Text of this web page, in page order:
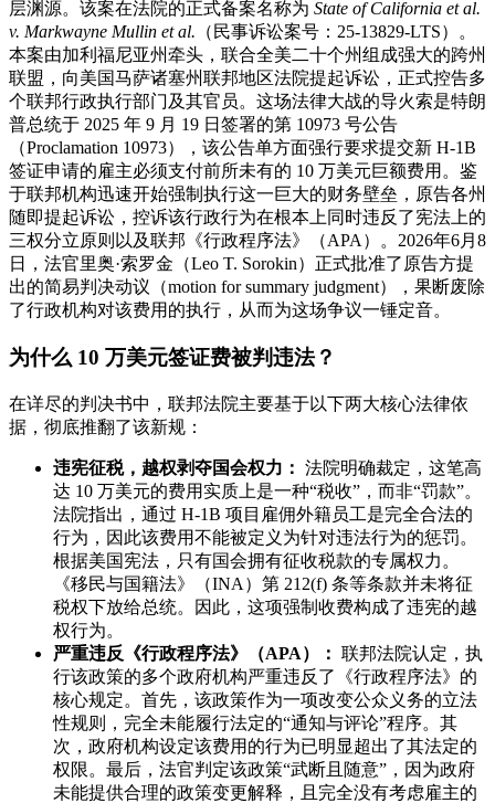
层渊源。该案在法院的正式备案名称为 State of California et al.
v. Markwayne Mullin et al. （民事诉讼案号：25-13829-LTS）。
本案由加利福尼亚州牵头，联合全美二十个州组成强大的跨州
联盟，向美国马萨诸塞州联邦地区法院提起诉讼，正式控告多
个联邦行政执行部门及其官员。这场法律大战的导火索是特朗
普总统于 2025 年 9 月 19 日签署的第 10973 号公告
（Proclamation 10973），该公告单方面强行要求提交新 H-1B
签证申请的雇主必须支付前所未有的 10 万美元巨额费用。鉴
于联邦机构迅速开始强制执行这一巨大的财务壁垒，原告各州
随即提起诉讼，控诉该行政行为在根本上同时违反了宪法上的
三权分立原则以及联邦《行政程序法》（APA）。2026年6月8
日，法官里奥·索罗金（Leo T. Sorokin）正式批准了原告方提
出的简易判决动议（motion for summary judgment），果断废除
了行政机构对该费用的执行，从而为这场争议一锤定音。
为什么 10 万美元签证费被判违法？
在详尽的判决书中，联邦法院主要基于以下两大核心法律依
据，彻底推翻了该新规：
违宪征税，越权剥夺国会权力： 法院明确裁定，这笔高
达 10 万美元的费用实质上是一种“税收”，而非“罚款”。
法院指出，通过 H-1B 项目雇佣外籍员工是完全合法的
行为，因此该费用不能被定义为针对违法行为的惩罚。
根据美国宪法，只有国会拥有征收税款的专属权力。
《移民与国籍法》（INA）第 212(f) 条等条款并未将征
税权下放给总统。因此，这项强制收费构成了违宪的越
权行为。
严重违反《行政程序法》（APA）： 联邦法院认定，执
行该政策的多个政府机构严重违反了《行政程序法》的
核心规定。首先，该政策作为一项改变公众义务的立法
性规则，完全未能履行法定的“通知与评论”程序。其
次，政府机构设定该费用的行为已明显超出了其法定的
权限。最后，法官判定该政策“武断且随意”，因为政府
未能提供合理的政策变更解释，且完全没有考虑雇主的